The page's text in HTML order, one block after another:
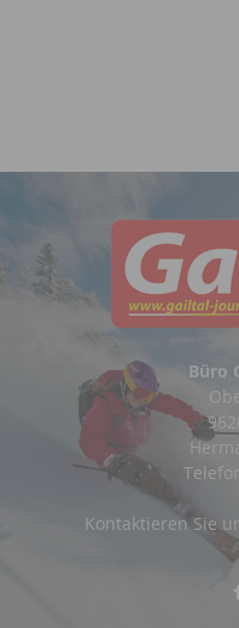
Büro
Kontaktieren Sie